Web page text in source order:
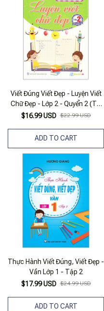
Viết Đúng Viết Đẹp - Luyện Viết
Chữ Đẹp - Lớp 2 - Quyển 2 (Tái
Bản 2025)
$16.99 USD $22.99 USD
ADD TO CART
Thực Hành Viết Đúng, Viết Đẹp -
Vần Lớp 1 - Tập 2
$17.99 USD $24.99 USD
ADD TO CART